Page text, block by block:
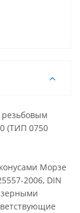
(ТИП 0750
Морзе
2006, DIN